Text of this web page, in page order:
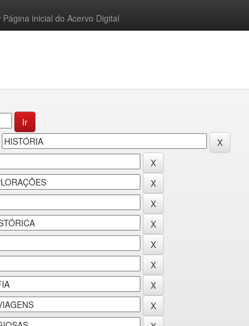
Página inicial do Acervo Digital